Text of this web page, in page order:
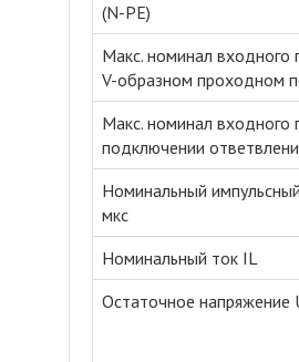
(N-PE)
Макс. номинал входного
V-образном проходном
Макс. номинал входного
подключении
Номинальный
мкс
Номинальный ток IL
Остаточное напряжение